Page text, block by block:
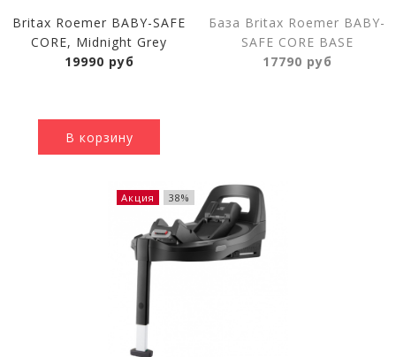
Britax Roemer BABY-SAFE
CORE, Midnight Grey
19990 руб
В корзину
База Britax Roemer BABY-
SAFE CORE BASE
17790 руб
Акция 38%